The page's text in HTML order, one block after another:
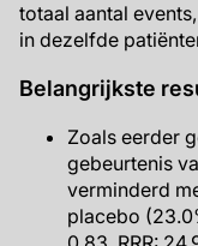
totaal aantal
in dezelfde
Belangrijkste
Zoals eerder
gebeurtenis
verminderd
placebo